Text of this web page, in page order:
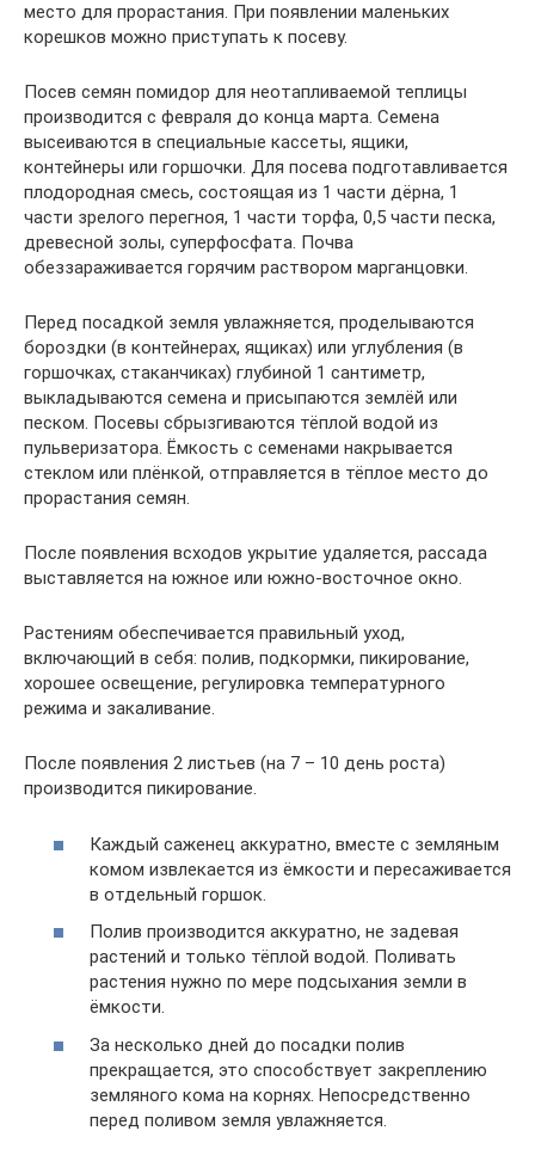
место для прорастания. При появлении маленьких
корешков можно приступать к посеву.
Посев семян помидор для неотапливаемой теплицы
производится с февраля до конца марта. Семена
высеиваются в специальные кассеты, ящики,
контейнеры или горшочки. Для посева подготавливается
плодородная смесь, состоящая из 1 части дёрна, 1
части зрелого перегноя, 1 части торфа, 0,5 части песка,
древесной золы, суперфосфата. Почва
обеззараживается горячим раствором марганцовки.
Перед посадкой земля увлажняется, проделываются
бороздки (в контейнерах, ящиках) или углубления (в
горшочках, стаканчиках) глубиной 1 сантиметр,
выкладываются семена и присыпаются землёй или
песком. Посевы сбрызгиваются тёплой водой из
пульверизатора. Ёмкость с семенами накрывается
стеклом или плёнкой, отправляется в тёплое место до
прорастания семян.
После появления всходов укрытие удаляется, рассада
выставляется на южное или южно-восточное окно.
Растениям обеспечивается правильный уход,
включающий в себя: полив, подкормки, пикирование,
хорошее освещение, регулировка температурного
режима и закаливание.
После появления 2 листьев (на 7 – 10 день роста)
производится пикирование.
Каждый саженец аккуратно, вместе с земляным
комом извлекается из ёмкости и пересаживается
в отдельный горшок.
Полив производится аккуратно, не задевая
растений и только тёплой водой. Поливать
растения нужно по мере подсыхания земли в
ёмкости.
За несколько дней до посадки полив
прекращается, это способствует закреплению
земляного кома на корнях. Непосредственно
перед поливом земля увлажняется.